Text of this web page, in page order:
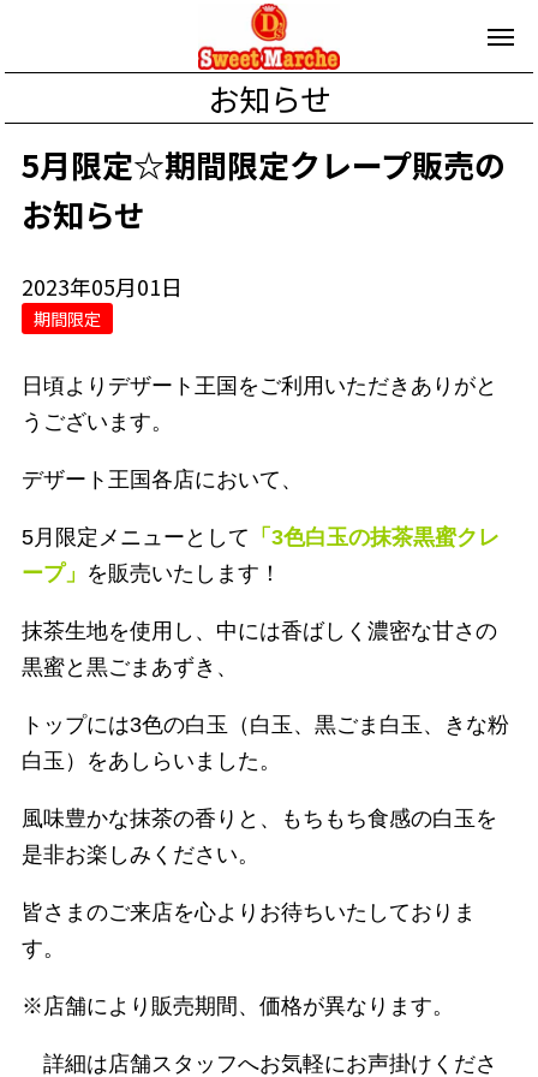
お知らせ
5月限定☆期間限定クレープ販売の
お知らせ
2023年05月01日
期間限定
日頃よりデザート王国をご利用いただきありがと
うございます。
デザート王国各店において、
5月限定メニューとして 「3色白玉の抹茶黒蜜クレ
ープ」 を販売いたします！
抹茶生地を使用し、中には香ばしく濃密な甘さの
黒蜜と黒ごまあずき、
トップには3色の白玉（白玉、黒ごま白玉、きな粉
白玉）をあしらいました。
風味豊かな抹茶の香りと、もちもち食感の白玉を
是非お楽しみください。
皆さまのご来店を心よりお待ちいたしておりま
す。
※店舗により販売期間、価格が異なります。
詳細は店舗スタッフへお気軽にお声掛けくださ